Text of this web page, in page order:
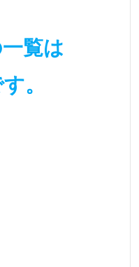
覧は
。